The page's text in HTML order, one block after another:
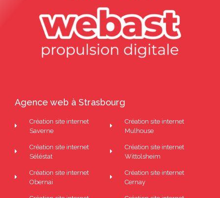
Agence web à Strasbourg
Création site internet
Saverne
Création site internet
Séléstat
Création site internet
Obernai
Création site internet
Mulhouse
Création site internet
Wittolsheim
Création site internet
Cernay